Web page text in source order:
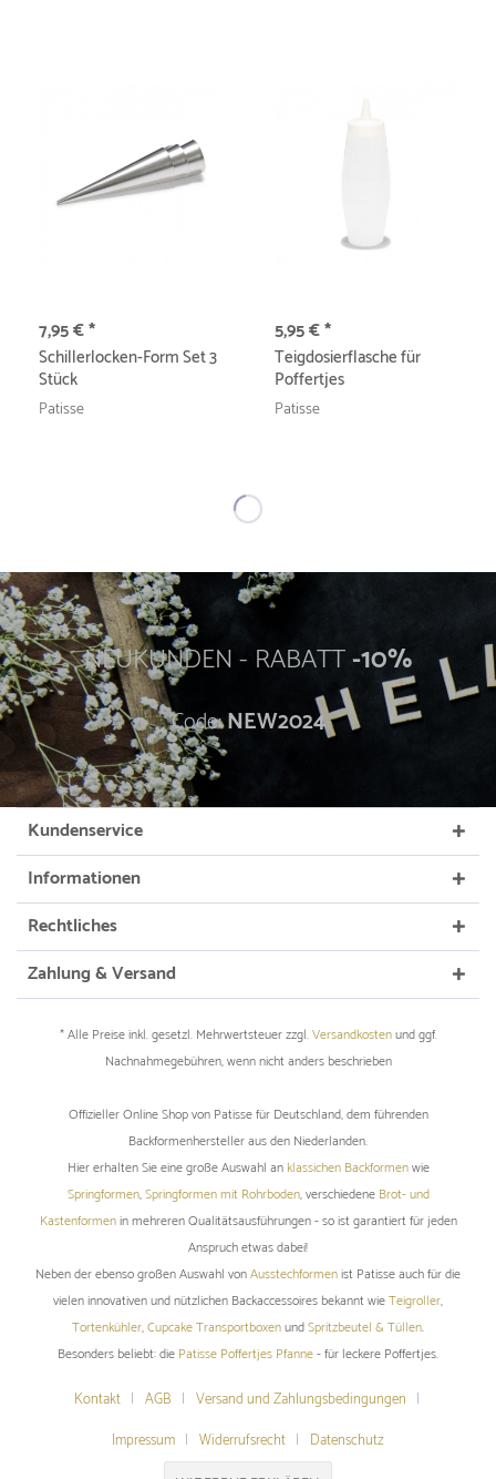
7,95 € *
Schillerlocken-Form Set 3
Stück
Patisse
5,95 € *
Teigdosierflasche für
Poffertjes
Patisse
NEUKUNDEN - RABATT-10%
Code:NEW2024
Kundenservice
Informationen
Rechtliches
Zahlung & Versand
* Alle Preise inkl. gesetzl. Mehrwertsteuer zzgl.Versandkostenund ggf.
Nachnahmegebühren, wenn nicht anders beschrieben
Offizieller Online Shop von Patisse für Deutschland, dem führenden
Backformenhersteller aus den Niederlanden.
Hier erhalten Sie eine große Auswahl an klassichen Backformenwie
Springformen,Springformen mit Rohrboden, verschiedene Brot- und
Kastenformenin mehreren Qualitätsausführungen - so ist garantiert für jeden
Anspruch etwas dabei!
Neben der ebenso großen Auswahl vonAusstechformenist Patisse auch für die
vielen innovativen und nützlichen Backaccessoires bekannt wieTeigroller,
Tortenkühler,Cupcake TransportboxenundSpritzbeutel & Tüllen.
Besonders beliebt: die Patisse Poffertjes Pfanne- für leckere Poffertjes.
Kontakt AGB
Versand und Zahlungsbedingungen
Impressum
Widerrufsrecht Datenschutz